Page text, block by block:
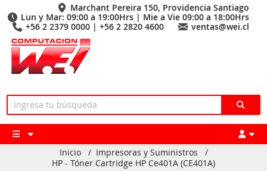
Marchant Pereira 150, Providencia Santiago
Lun y Mar: 09:00 a 19:00Hrs | Mie a Vie 09:00 a 18:00Hrs
+56 2 2379 0000 | +56 2 2820 4600
ventas@wei.cl
Inicio / Impresoras y Suministros
/
HP - Tóner Cartridge HP Ce401A (CE401A)